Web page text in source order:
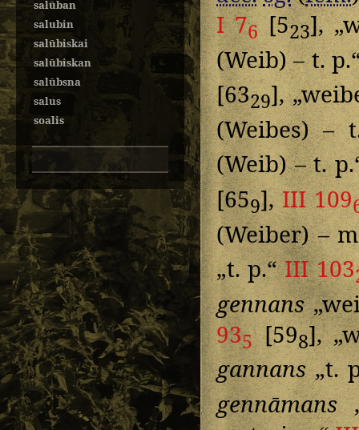
salūban
salubin
salūbiskai
salūbiskan
salūbsna
salus
soalis
I 76[523],
(Weib) – t.
[6329],
(Weibes) –
(Weib) – t.
[659],III 109
(Weiber) –
„t. p.“III 103
gennans
935[598],
gannans„t.
gennāmans